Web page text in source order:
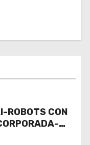
ROBOTS CON